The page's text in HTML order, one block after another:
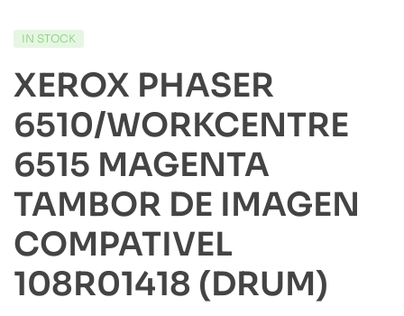
IN STOCK
XEROX PHASER
6510/WORKCENTRE
6515 MAGENTA
TAMBOR DE IMAGEN
COMPATIVEL
108R01418 (DRUM)